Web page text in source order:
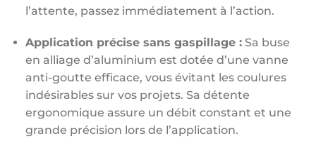
l’attente, passez immédiatement à l’action.
Application précise sans gaspillage :Sa buse
en alliage d’aluminium est dotée d’une vanne
anti-goutte efficace, vous évitant les coulures
indésirables sur vos projets. Sa détente
ergonomique assure un débit constant et une
grande précision lors de l’application.